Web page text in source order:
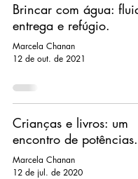
Brincar com água:
entrega e refúgio.
Marcela Chanan
12 de out. de 2021
Crianças e livros: um
encontro de potências.
Marcela Chanan
12 de jul. de 2020